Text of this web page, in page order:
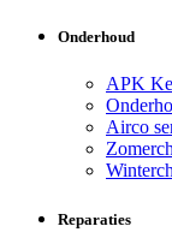
Onderhoud
APK
Airco
Reparaties